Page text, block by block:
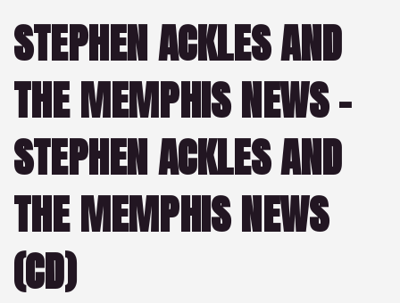
STEPHEN ACKLES AND
THE MEMPHIS NEWS –
STEPHEN ACKLES AND
THE MEMPHIS NEWS
(CD)